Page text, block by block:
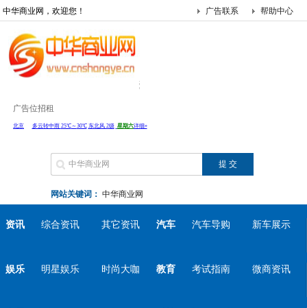
中华商业网，欢迎您！ 帮助中心
广告联系
广告位招租
网站关键词： 中华商业网
资讯 综合资讯 其它资讯 汽车 汽车导购 新车展示
娱乐 明星娱乐 时尚大咖 教育 考试指南 微商资讯